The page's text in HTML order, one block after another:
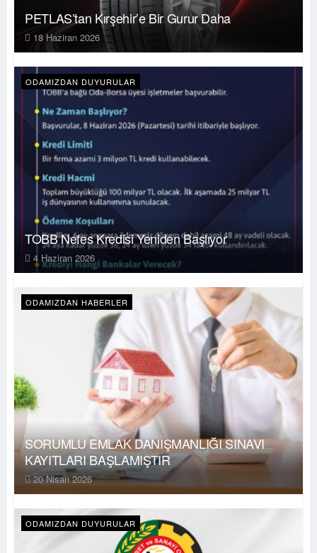
PETLAS’tan Kırşehir’e Bir Gurur Daha
18 Haziran 2026
ODAMIZDAN DUYURULAR
TOBB Nefes Kredisi Yeniden Başlıyor
4 Haziran 2026
ODAMIZDAN HABERLER
SORUMLU EMLAK DANIŞMANLIĞI SINAVI
KAYITLARI BAŞLAMIŞTIR
20 Nisan 2026
ODAMIZDAN DUYURULAR